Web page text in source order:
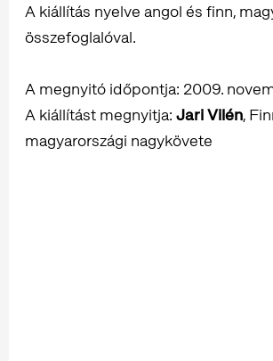
A kiállítás nyelve angol és finn,
összefoglalóval.
A megnyitó időpontja: 2009.
A kiállítást megnyitja: Jari Vilén,
magyarországi nagykövete